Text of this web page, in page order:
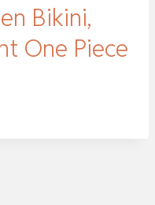
Bikini,
One Piece